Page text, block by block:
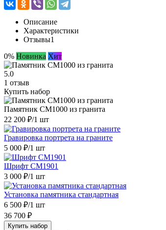
Описание
Характеристики
Отзывы1
0% Новинка Хит
5.0
1 отзыв
Купить набор
Памятник CM1000 из гранита
22 200 ₽/1 шт
Гравировка портрета на граните
5 000 ₽/1 шт
Шрифт CM1901
3 000 ₽/1 шт
Установка памятника стандартная
6 500 ₽/1 шт
36 700 ₽
Купить набор